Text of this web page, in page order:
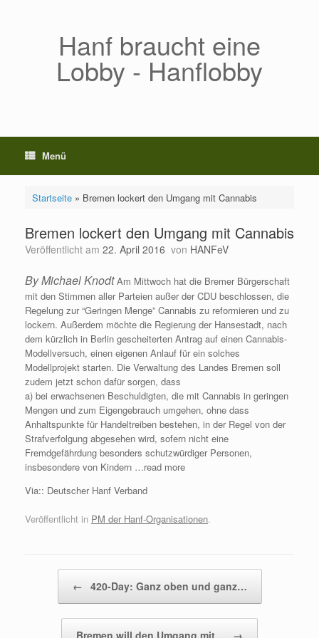
Hanf braucht eine
Lobby - Hanflobby
Menü
Startseite» Bremen lockert den Umgang mit Cannabis
Bremen lockert den Umgang mit Cannabis
Veröffentlicht am 22. April 2016 von HANFeV
By Michael KnodtAm Mittwoch hat die Bremer Bürgerschaft
mit den Stimmen aller Parteien außer der CDU beschlossen, die
Regelung zur “Geringen Menge” Cannabis zu reformieren und zu
lockern. Außerdem möchte die Regierung der Hansestadt, nach
dem kürzlich in Berlin gescheiterten Antrag auf einen Cannabis-
Modellversuch, einen eigenen Anlauf für ein solches
Modellprojekt starten. Die Verwaltung des Landes Bremen soll
zudem jetzt schon dafür sorgen, dass
a) bei erwachsenen Beschuldigten, die mit Cannabis in geringen
Mengen und zum Eigengebrauch umgehen, ohne dass
Anhaltspunkte für Handeltreiben bestehen, in der Regel von der
Strafverfolgung abgesehen wird, sofern nicht eine
Fremdgefährdung besonders schutzwürdiger Personen,
insbesondere von Kindern …read more
Via:: Deutscher Hanf Verband
Veröffentlicht in PM der Hanf-Organisationen.
← 420-Day: Ganz oben und ganz…
Bremen will den Umgang mit… →